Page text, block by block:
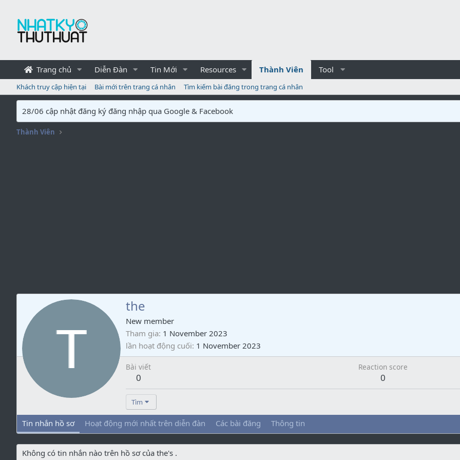
Trang chủ Diễn Đàn Tin Mới Resources Thành Viên Tool
Khách truy cập hiện tại Bài mới trên trang cá nhân Tìm kiếm bài đăng trong trang cá nhân
28/06 cập nhật đăng ký đăng nhập qua Google & Facebook
Thành Viên
the
New member
Tham gia 1 November 2023
lần hoạt động cuối 1 November 2023
Bài viết
0
Reaction score
0
Tìm
Tin nhắn hồ sơ Hoạt động mới nhất trên diễn đàn Các bài đăng Thông tin
Không có tin nhắn nào trên hồ sơ của the's .